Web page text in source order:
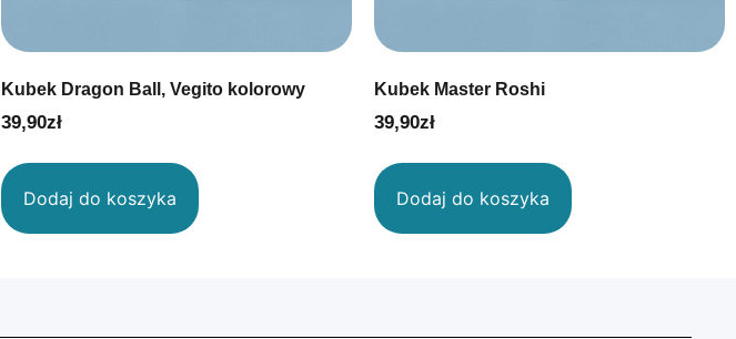
Kubek Dragon Ball, Vegito kolorowy
39,90zł
Dodaj do koszyka
Kubek Master Roshi
39,90zł
Dodaj do koszyka